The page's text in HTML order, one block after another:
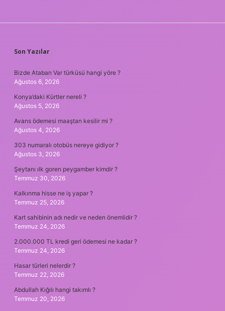
SIDEBAR
Son Yazılar
Bizde Atabarı Var türküsü hangi yöre ?
Ağustos 6, 2026
Konya’daki Kürtler nereli ?
Ağustos 5, 2026
Avans ödemesi maaştan kesilir mi ?
Ağustos 4, 2026
303 numaralı otobüs nereye gidiyor ?
Ağustos 3, 2026
Şeytanı ılk goren peygamber kimdir ?
Temmuz 30, 2026
Kalkınma hisse ne iş yapar ?
Temmuz 25, 2026
Kart sahibinin adı nedir ve neden önemlidir ?
Temmuz 24, 2026
2.000.000 TL kredi geri ödemesi ne kadar ?
Temmuz 24, 2026
Hasar türleri nelerdir ?
Temmuz 22, 2026
Abdullah Kığılı hangi takımlı ?
Temmuz 20, 2026